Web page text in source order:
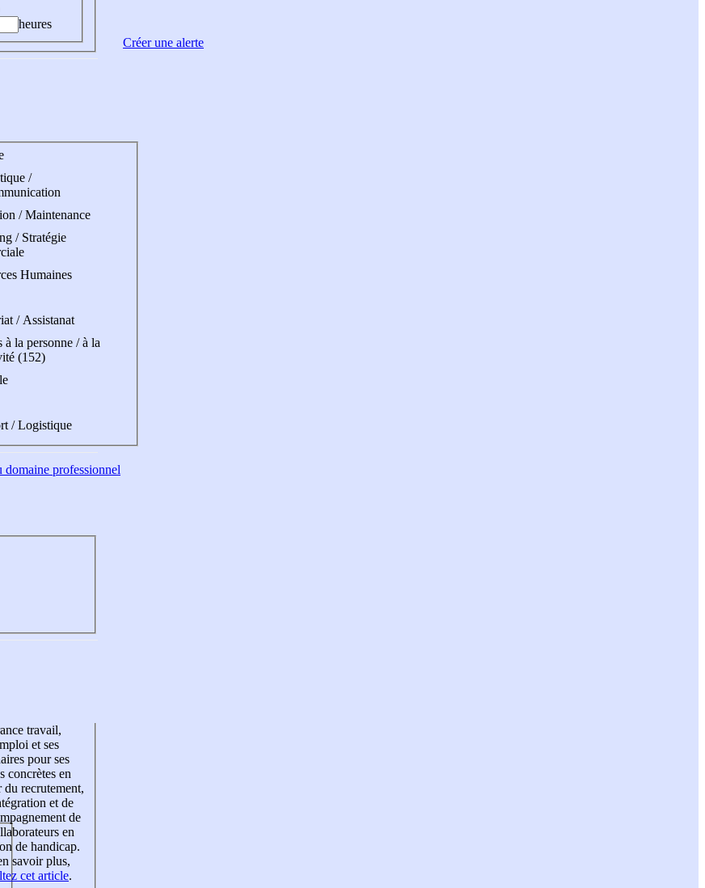
heures
/
/ Maintenance
/ Stratégie
Humaines
/ Assistanat
à la personne / à la
(152)
/ Logistique
professionnel
travail,
et ses
pour ses
concrètes en
du recrutement,
et de
de
en
de handicap.
savoir plus,
cet article.
Créer une alerte